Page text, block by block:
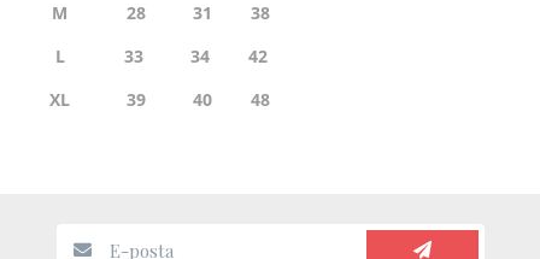
M
28 31
38
L
33 34
42
XL
39 40 48